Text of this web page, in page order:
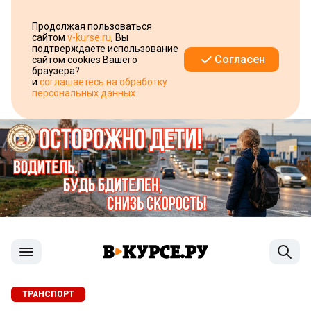
Продолжая пользоваться
сайтом v-kurse.ru, Вы
подтверждаете использование
сайтом cookies Вашего
браузера?
и соглашаетесь на обработку
персональных данных
Согласен
ТРАНСПОРТ